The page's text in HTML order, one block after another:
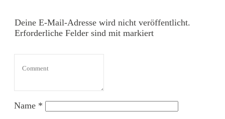
Deine E-Mail-Adresse wird nicht veröffentlicht.
Erforderliche Felder sind mit markiert
Name *